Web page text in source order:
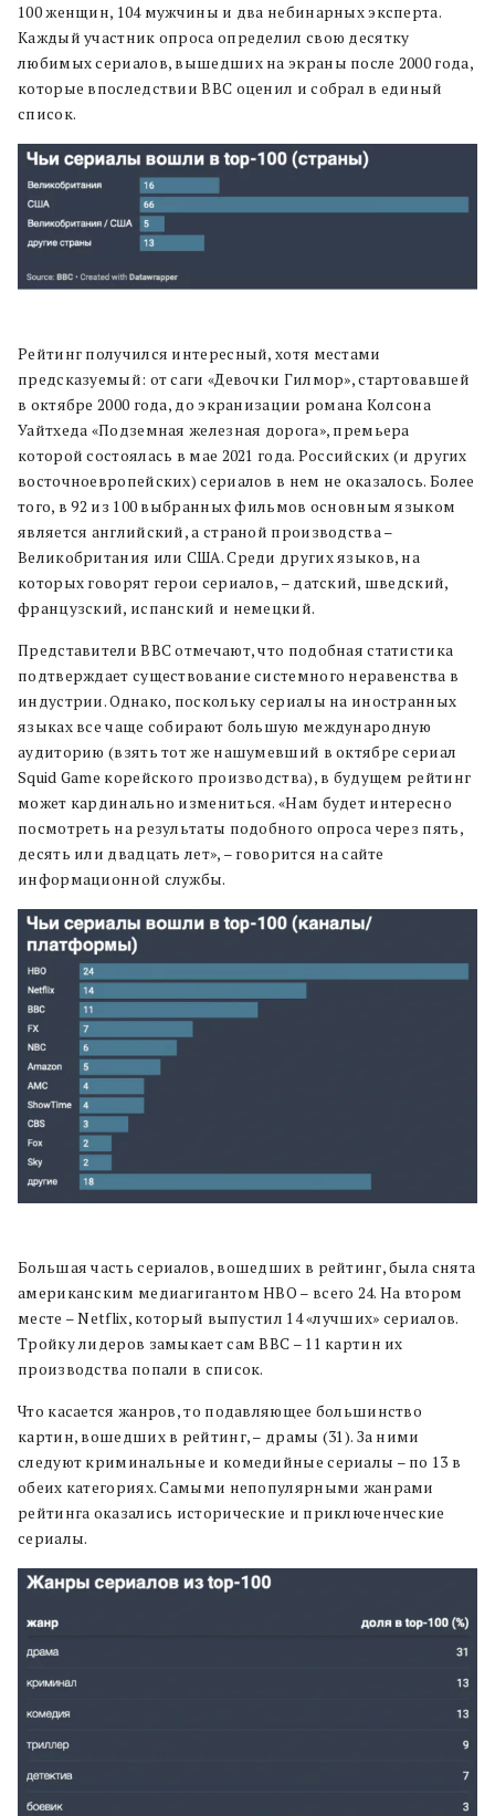
100 женщин, 104 мужчины и два небинарных эксперта.
Каждый участник опроса определил свою десятку
любимых сериалов, вышедших на экраны после 2000 года,
которые впоследствии BBC оценил и собрал в единый
список.
Рейтинг получился интересный, хотя местами
предсказуемый: от саги «Девочки Гилмор», стартовавшей
в октябре 2000 года, до экранизации романа Колсона
Уайтхеда «Подземная железная дорога», премьера
которой состоялась в мае 2021 года. Российских (и других
восточноевропейских) сериалов в нем не оказалось. Более
того, в 92 из 100 выбранных фильмов основным языком
является английский, а страной производства –
Великобритания или США. Среди других языков, на
которых говорят герои сериалов, – датский, шведский,
французский, испанский и немецкий.
Представители BBC отмечают, что подобная статистика
подтверждает существование системного неравенства в
индустрии. Однако, поскольку сериалы на иностранных
языках все чаще собирают большую международную
аудиторию (взять тот же нашумевший в октябре сериал
Squid Game корейского производства), в будущем рейтинг
может кардинально измениться. «Нам будет интересно
посмотреть на результаты подобного опроса через пять,
десять или двадцать лет», – говорится на сайте
информационной службы.
Большая часть сериалов, вошедших в рейтинг, была снята
американским медиагигантом HBO – всего 24. На втором
месте – Netflix, который выпустил 14 «лучших» сериалов.
Тройку лидеров замыкает сам BBC – 11 картин их
производства попали в список.
Что касается жанров, то подавляющее большинство
картин, вошедших в рейтинг, – драмы (31). За ними
следуют криминальные и комедийные сериалы – по 13 в
обеих категориях. Самыми непопулярными жанрами
рейтинга оказались исторические и приключенческие
сериалы.